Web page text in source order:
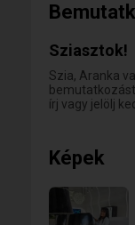
Sziasztok!
Szia, Aranka
írj vagy jelölj
Képek